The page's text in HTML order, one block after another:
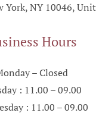
York, NY 10046,
Hours
– Closed
: 11.00 – 09.00
: 11.00 – 09.00